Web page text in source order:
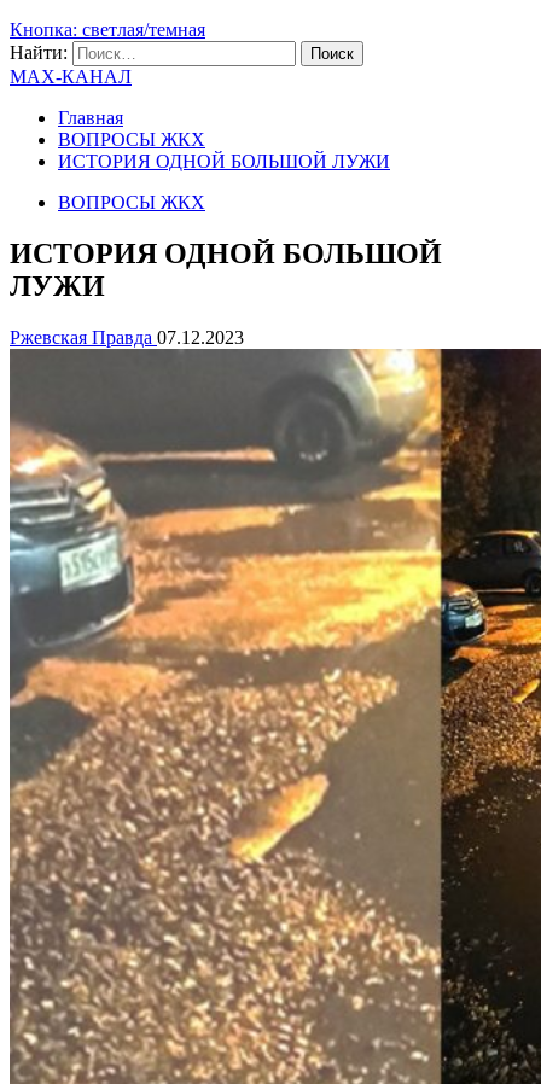
Кнопка: светлая/темная
Найти:
MAX-КАНАЛ
Главная
ВОПРОСЫ ЖКХ
ИСТОРИЯ ОДНОЙ БОЛЬШОЙ ЛУЖИ
ВОПРОСЫ ЖКХ
ИСТОРИЯ ОДНОЙ БОЛЬШОЙ
ЛУЖИ
Ржевская Правда 07.12.2023